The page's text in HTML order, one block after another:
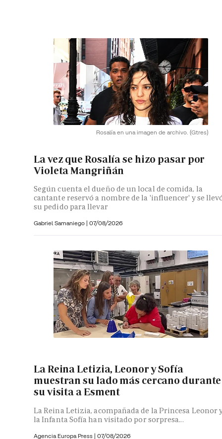
Rosalía en una imagen de archivo. (Gtres)
La vez que Rosalía se hizo pasar por
Violeta Mangriñán
Según cuenta el dueño de un local de comida, la
cantante reservó a nombre de la 'influencer' y se
su pedido para llevar
Gabriel Samaniego | 07/08/2026
La Reina Letizia, Leonor y Sofía
muestran su lado más cercano durante
su visita a Esment
La Reina Letizia, acompañada de la Princesa Leonor
la Infanta Sofía han visitado por sorpresa...
Agencia Europa Press | 07/08/2026